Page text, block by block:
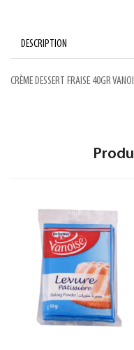
DESCRIPTION
CRÈME DESSERT FRAISE 40GR